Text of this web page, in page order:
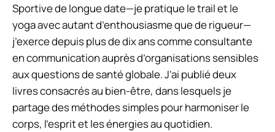
Sportive de longue date—je pratique le trail et le
yoga avec autant d’enthousiasme que de rigueur—
j’exerce depuis plus de dix ans comme consultante
en communication auprès d’organisations sensibles
aux questions de santé globale. J’ai publié deux
livres consacrés au bien-être, dans lesquels je
partage des méthodes simples pour harmoniser le
corps, l’esprit et les énergies au quotidien.